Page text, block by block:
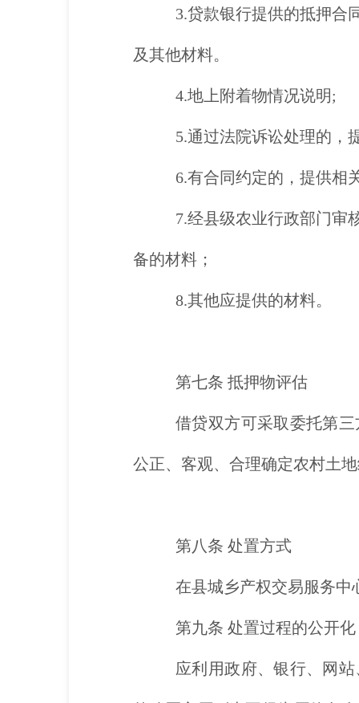
3.贷款银行提供的抵押合
及其他材料。
4.地上附着物情况说明;
5.通过法院诉讼处理的，
6.有合同约定的，提供相
7.经县级农业行政部门审
备的材料；
8.其他应提供的材料。
第七条 抵押物评估
借贷双方可采取委托第
公正、客观、合理确定农村土
第八条 处置方式
在县城乡产权交易服务中
第九条 处置过程的公开化
应利用政府、银行、网